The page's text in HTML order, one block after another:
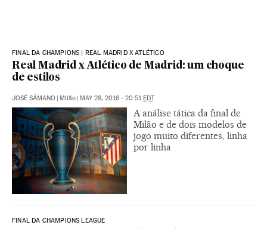
FINAL DA CHAMPIONS | REAL MADRID X ATLÉTICO
Real Madrid x Atlético de Madrid: um choque
de estilos
JOSÉ SÁMANO Milão MAY 28, 2016 - 20:51 EDT
A análise tática da final de
Milão e de dois modelos de
jogo muito diferentes, linha
por linha
FINAL DA CHAMPIONS LEAGUE